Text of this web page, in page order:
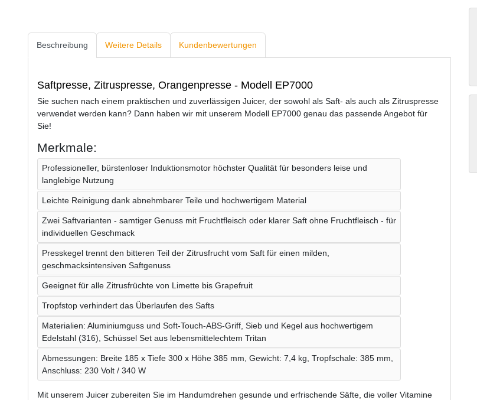
Beschreibung Weitere Details Kundenbewertungen
Saftpresse, Zitruspresse, Orangenpresse - Modell EP7000
Sie suchen nach einem praktischen und zuverlässigen Juicer, der sowohl als Saft- als auch als Zitruspresse
verwendet werden kann? Dann haben wir mit unserem Modell EP7000 genau das passende Angebot für
Sie!
Merkmale:
Professioneller, bürstenloser Induktionsmotor höchster Qualität für besonders leise und
langlebige Nutzung
Leichte Reinigung dank abnehmbarer Teile und hochwertigem Material
Zwei Saftvarianten - samtiger Genuss mit Fruchtfleisch oder klarer Saft ohne Fruchtfleisch - für
individuellen Geschmack
Presskegel trennt den bitteren Teil der Zitrusfrucht vom Saft für einen milden,
geschmacksintensiven Saftgenuss
Geeignet für alle Zitrusfrüchte von Limette bis Grapefruit
Tropfstop verhindert das Überlaufen des Safts
Materialien: Aluminiumguss und Soft-Touch-ABS-Griff, Sieb und Kegel aus hochwertigem
Edelstahl (316), Schüssel Set aus lebensmittelechtem Tritan
Abmessungen: Breite 185 x Tiefe 300 x Höhe 385 mm, Gewicht: 7,4 kg, Tropfschale: 385 mm,
Anschluss: 230 Volt / 340 W
Mit unserem Juicer zubereiten Sie im Handumdrehen gesunde und erfrischende Säfte, die voller Vitamine